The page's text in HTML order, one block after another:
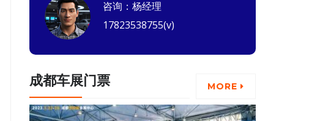
咨询：杨经理
17823538755(v)
成都车展门票 MORE